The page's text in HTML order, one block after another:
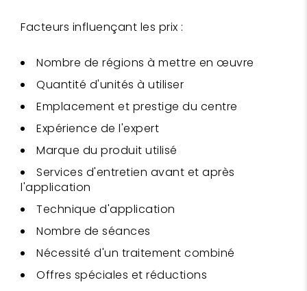
Facteurs influençant les prix :
Nombre de régions à mettre en œuvre
Quantité d'unités à utiliser
Emplacement et prestige du centre
Expérience de l'expert
Marque du produit utilisé
Services d'entretien avant et après
l'application
Technique d'application
Nombre de séances
Nécessité d'un traitement combiné
Offres spéciales et réductions